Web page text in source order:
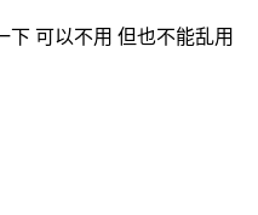
下 可以不用 但也不能乱用